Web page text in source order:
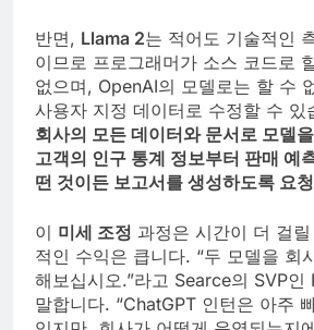
반면, Llama 2는 적어도 기술적인
이므로 프로그래머가 소스 코드로
없으며, OpenAI의 모델로는 할 수
사용자 지정 데이터로 수정할 수 있
회사의 모든 데이터와 문서로 모델
고객의 인구 통계 정보부터 판매 예
떤 것이든 보고서를 생성하도록 요청
이 미세 조정 과정은 시간이 더 걸
적인 수익은 큽니다. “두 모델을 회
해보십시오.”라고 Searce의 SVP
말합니다. “ChatGPT 인턴은 아주